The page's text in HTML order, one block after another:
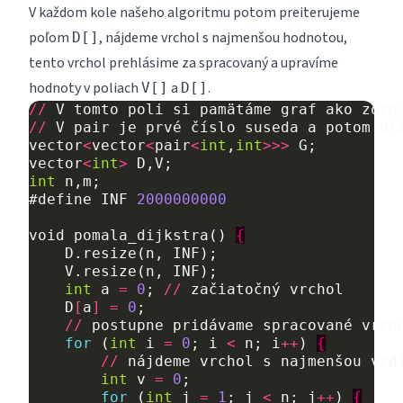
V každom kole našeho algoritmu potom preiterujeme
poľom D[] , nájdeme vrchol s najmenšou hodnotou,
tento vrchol prehlásime za spracovaný a upravíme
hodnoty v poliach V[] a D[] .
// V tomto poli si pamätáme graf ako
// V pair je prvé číslo suseda a potom
vector<vector<pair<int , int>>> G ;
vector<int> D , V ;
int
n , m ;
#define
INF 2000000000
void pomala_dijkstra ()
{
D . resize ( n , INF );
V . resize ( n , INF );
int
a = 0 ; // začiatočný
vrchol
D [ a] = 0 ;
//
postupne pridávame spracované
for
( int i = 0 ; i < n ; i++ )
{
//
nájdeme vrchol s najmenšou
int
v = 0 ;
for
( int j = 1 ; j < n ; j++ )
{